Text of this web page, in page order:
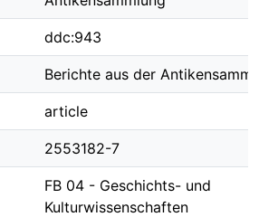
ddc:943
Berichte aus der
article
2553182-7
FB 04 - Geschichts- und
Kulturwissenschaften